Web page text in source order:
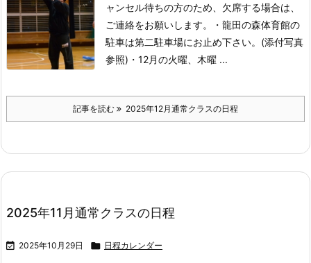
ャンセル待ちの方のため、欠席する場合は、
ご連絡をお願いします。
・龍田の森体育館の
駐車は第二駐車場にお止め下さい。(添付写真
参照) ・12月の火曜、木曜 ...
記事を読む 2025年12月通常クラスの日程
2025年11月通常クラスの日程
 2025年10月29日  日程カレンダー